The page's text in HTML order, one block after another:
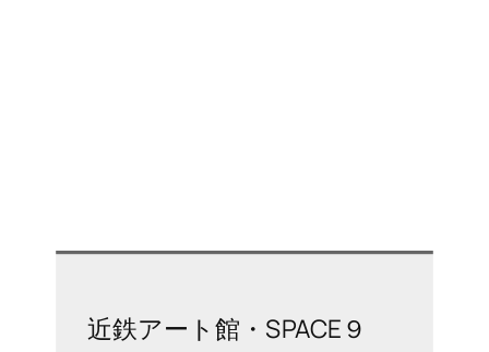
近鉄アート館・SPACE９